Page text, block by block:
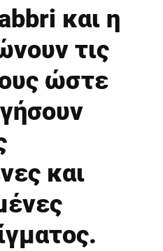
και η
τις
ώστε
και